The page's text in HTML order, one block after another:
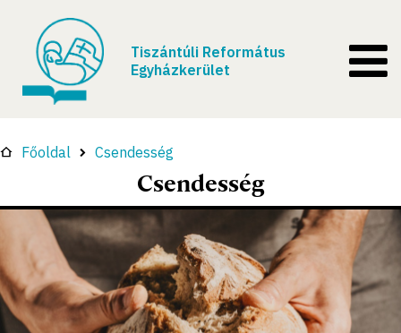
Tiszántúli Református
Egyházkerület
Főoldal Csendesség
Csendesség